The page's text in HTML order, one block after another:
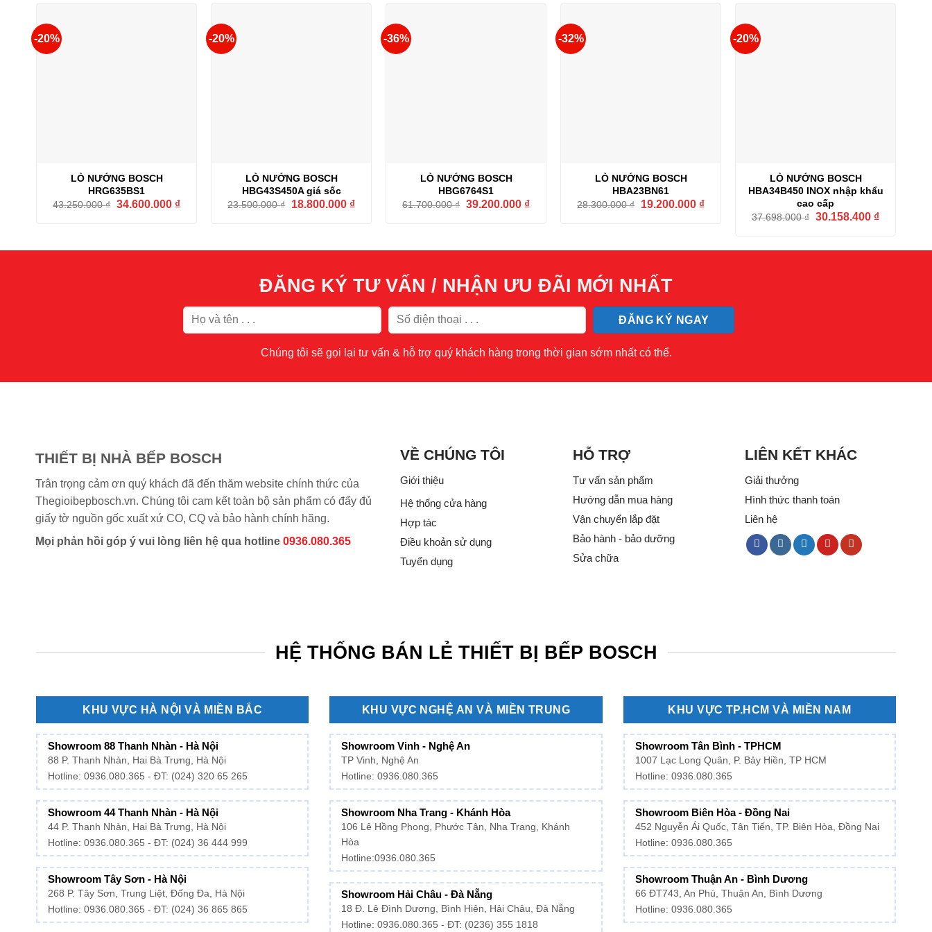
38.480.000 ₫.
-20%
LÒ NƯỚNG BOSCH
HRG635BS1
43.250.000₫ Giá
34.600.000 ₫Giá
-20%
LÒ NƯỚNG BOSCH
HBG43S450A giá sốc
23.500.000₫
Giá
18.800.000 ₫Giá
-36%
LÒ NƯỚNG BOSCH
HBG6764S1
61.700.000₫ Giá
39.200.000 ₫Giá
-32%
LÒ NƯỚNG BOSCH
HBA23BN61
28.300.000₫
Giá
19.200.000 ₫Giá
-20%
LÒ NƯỚNG BOSCH
HBA34B450 INOX nhập khẩu
cao cấp
37.698.000₫ Giá
30.158.400 ₫Giá
ĐĂNG KÝ TƯ VẤN / NHẬN ƯU ĐÃI MỚI NHẤT
Chúng tôi sẽ gọi lại tư vấn & hỗ trợ quý khách hàng trong thời gian sớm nhất có thể.
THIẾT BỊ NHÀ BẾP BOSCH
Trân trọng cảm ơn quý khách đã đến thăm website chính thức của
Thegioibepbosch.vn. Chúng tôi cam kết toàn bộ sản phẩm có đẩy đủ
giấy tờ nguồn gốc xuất xứ CO, CQ và bảo hành chính hãng.
Mọi phản hồi góp ý vui lòng liên hệ qua hotline 0936.080.365
VỀ CHÚNG TÔI
Giới thiệu
Hệ thống cửa hàng
Hợp tác
Điều khoản sử dụng
Tuyển dụng
HỖ TRỢ
Tư vấn sản phẩm
Hướng dẫn mua hàng
Vận chuyển lắp đặt
Bảo hành - bảo dưỡng
Sửa chữa
LIÊN KẾT KHÁC
Giải thưởng
Hình thức thanh toán
Liên hệ
HỆ THỐNG BÁN LẺ THIẾT BỊ BẾP BOSCH
KHU VỰC HÀ NỘI VÀ MIỀN BẮC
Showroom 88 Thanh Nhàn - Hà Nội
88 P. Thanh Nhàn, Hai Bà Trưng, Hà Nội
Hotline: 0936.080.365 - ĐT: (024) 320 65 265
Showroom 44 Thanh Nhàn - Hà Nội
44 P. Thanh Nhàn, Hai Bà Trưng, Hà Nội
Hotline: 0936.080.365 - ĐT: (024) 36 444 999
Showroom Tây Sơn - Hà Nội
268 P. Tây Sơn, Trung Liệt, Đống Đa, Hà Nội
Hotline: 0936.080.365 - ĐT: (024) 36 865 865
KHU VỰC NGHỆ AN VÀ MIỀN TRUNG
Showroom Vinh - Nghệ An
TP Vinh, Nghệ An
Hotline: 0936.080.365
Showroom Nha Trang - Khánh Hòa
106 Lê Hồng Phong, Phước Tân, Nha Trang, Khánh
Hòa
Hotline:0936.080.365
Showroom Hải Châu - Đà Nẵng
18 Đ. Lê Đình Dương, Bình Hiên, Hải Châu, Đà Nẵng
Hotline: 0936.080.365 - ĐT: (0236) 355 1818
KHU VỰC TP.HCM VÀ MIỀN NAM
Showroom Tân Bình - TPHCM
1007 Lạc Long Quân, P. Bảy Hiền, TP HCM
Hotline: 0936.080.365
Showroom Biên Hòa - Đồng Nai
452 Nguyễn Ái Quốc, Tân Tiến, TP. Biên Hòa, Đồng Nai
Hotline: 0936.080.365
Showroom Thuận An - Bình Dương
66 ĐT743, An Phú, Thuận An, Bình Dương
Hotline: 0936.080.365